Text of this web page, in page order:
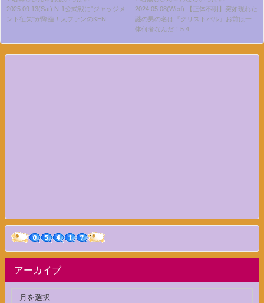
開幕まさかの2連敗で王者に試練
が突きつけられる…！｜N-1優勝
2025.09.13(Sat) N-1公式戦に"ジャッジメ
ント征矢"が降臨！大ファンのKEN...
「WRESTLE MAGIC 2024」は
ユニバースPPVで配信中&5.21後
2024.05.08(Wed) 【正体不明】突如現れた
謎の男の名は『クリストバル』お前は一
体何者なんだ！5.4...
アーカイブ